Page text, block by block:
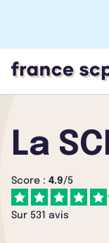
La
Score : 4.9/5
Sur 531 avis